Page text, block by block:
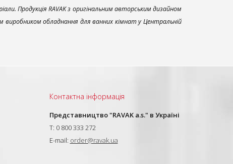
Продукція RAVAK з оригінальним авторським дизайном
виробником обладнання для ванних кімнат у Центральній
Контактна інформація
Представництво "RAVAK a.s." в Україні
T: 0 800 333 272
E-mail: order@ravak.ua